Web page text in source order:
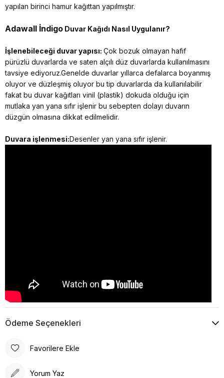
yapılan birinci hamur kağıttan yapılmıştır.
Adawall İndigo Duvar Kağıdı Nasıl Uygulanır?
İşlenebileceği duvar yapısı: Çok bozuk olmayan hafif
pürüzlü duvarlarda ve saten alçılı düz duvarlarda kullanılmasını
tavsiye ediyoruz.Genelde duvarlar yıllarca defalarca boyanmış
oluyor ve düzleşmiş oluyor bu tip duvarlarda da kullanılabilir
fakat bu duvar kağıtları vinil (plastik) dokuda olduğu için
mutlaka yan yana sıfır işlenir bu sebepten dolayı duvarın
düzgün olmasına dikkat edilmelidir.
Duvara işlenmesi:Desenler yan yana sıfır işlenir.
Ödeme Seçenekleri
Favorilere Ekle
Yorum Yaz